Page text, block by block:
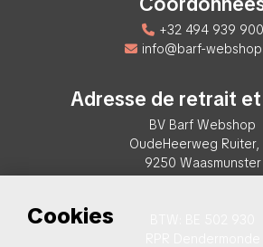
Cookies
+32 494 939 900
info@barf-
Adresse de retrait
BV Barf Webshop
OudeHeerweg Ruiter,
9250 Waasmunster